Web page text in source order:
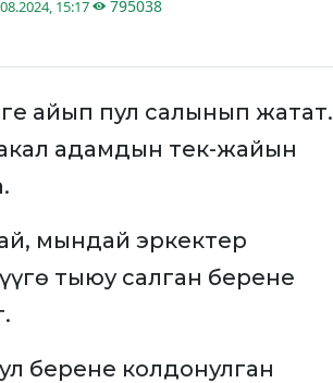
15:17
795038
айып пул салынып жатат.
адамдын тек-жайын
мындай эркектер
тыюу салган берене
берене колдонулган